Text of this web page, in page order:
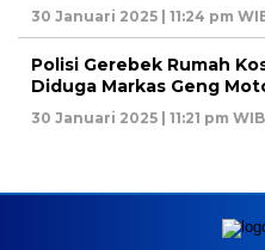
30 Januari 2025 | 11:24 pm
Polisi Gerebek Rumah
Diduga Markas Geng
30 Januari 2025 | 11:21 pm WIB